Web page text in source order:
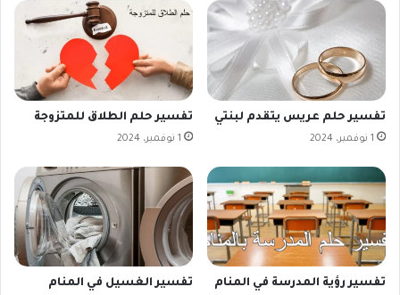
تفسير حلم عريس يتقدم لبنتي
1 نوفمبر، 2024
تفسير حلم الطلاق للمتزوجة
1 نوفمبر، 2024
تفسير رؤية المدرسة في المنام تفسير الغسيل في المنام